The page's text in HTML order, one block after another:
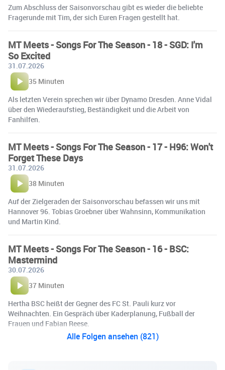
Zum Abschluss der Saisonvorschau gibt es wieder die beliebte
Fragerunde mit Tim, der sich Euren Fragen gestellt hat.
MT Meets - Songs For The Season - 18 - SGD: I'm
So Excited
31.07.2026
35 Minuten
Als letzten Verein sprechen wir über Dynamo Dresden. Anne Vidal
über den Wiederaufstieg, Beständigkeit und die Arbeit von
Fanhilfen.
MT Meets - Songs For The Season - 17 - H96: Won't
Forget These Days
31.07.2026
38 Minuten
Auf der Zielgeraden der Saisonvorschau befassen wir uns mit
Hannover 96. Tobias Groebner über Wahnsinn, Kommunikation
und Martin Kind.
MT Meets - Songs For The Season - 16 - BSC:
Mastermind
30.07.2026
37 Minuten
Hertha BSC heißt der Gegner des FC St. Pauli kurz vor
Weihnachten. Ein Gespräch über Kaderplanung, Fußball der
Frauen und Fabian Reese.
Alle Folgen ansehen (821)